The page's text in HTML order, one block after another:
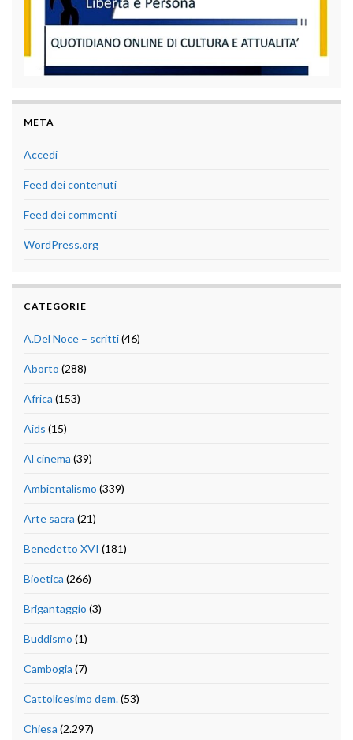
META
Accedi
Feed dei contenuti
Feed dei commenti
WordPress.org
CATEGORIE
A.Del Noce – scritti(46)
Aborto (288)
Africa (153)
Aids (15)
Al cinema (39)
Ambientalismo (339)
Arte sacra (21)
Benedetto XVI (181)
Bioetica (266)
Brigantaggio (3)
Buddismo (1)
Cambogia (7)
Cattolicesimo dem.(53)
Chiesa (2.297)